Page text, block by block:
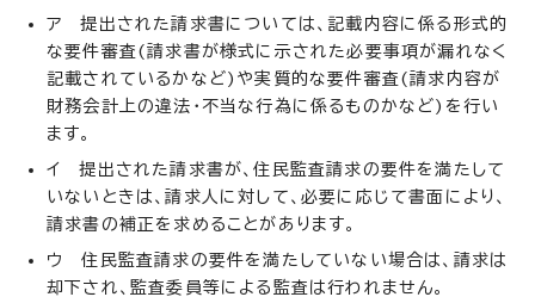
ア 提出された請求書については、記載内容に係る形式的
な要件審査(請求書が様式に示された必要事項が漏れなく
記載されているかなど)や実質的な要件審査(請求内容が
財務会計上の違法・不当な行為に係るものかなど)を行い
ます。
イ 提出された請求書が、住民監査請求の要件を満たして
いないときは、請求人に対して、必要に応じて書面により、
請求書の補正を求めることがあります。
ウ 住民監査請求の要件を満たしていない場合は、請求は
却下され、監査委員等による監査は行われません。